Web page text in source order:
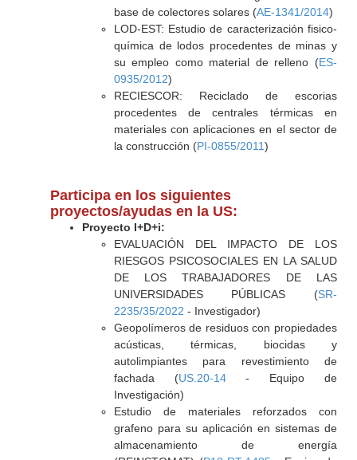
base de colectores solares (AE-1341/2014)
LOD-EST: Estudio de caracterización fisico-
química de lodos procedentes de minas y
su empleo como material de relleno (ES-
0935/2012)
RECIESCOR: Reciclado de escorias
procedentes de centrales térmicas en
materiales con aplicaciones en el sector de
la construcción (PI-0855/2011)
Participa en los siguientes
proyectos/ayudas en la US:
Proyecto I+D+i:
EVALUACIÓN DEL IMPACTO DE LOS
RIESGOS PSICOSOCIALES EN LA SALUD
DE LOS TRABAJADORES DE LAS
UNIVERSIDADES PÚBLICAS (SR-
2235/35/2022 - Investigador)
Geopolímeros de residuos con propiedades
acústicas, térmicas, biocidas y
autolimpiantes para revestimiento de
fachada (US.20-14- Equipo de
Investigación)
Estudio de materiales reforzados con
grafeno para su aplicación en sistemas de
almacenamiento de energía